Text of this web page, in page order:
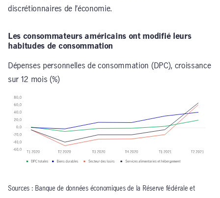
discrétionnaires de l’économie.
Les consommateurs américains ont modifié leurs
habitudes de consommation
Dépenses personnelles de consommation (DPC), croissance
sur 12 mois (%)
Sources : Banque de données économiques de la Réserve fédérale et